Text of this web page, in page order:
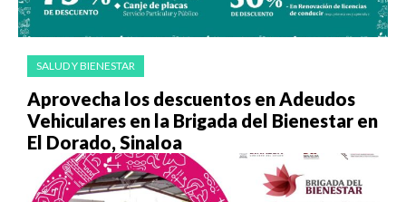
SALUD Y BIENESTAR
Aprovecha los descuentos en Adeudos
Vehiculares en la Brigada del Bienestar en
El Dorado, Sinaloa